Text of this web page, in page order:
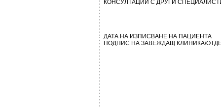
КОНСУЛТАЦИИ С ДРУГИ
ДАТА НА ИЗПИСВАНЕ НА ПАЦИЕНТА
ПОДПИС НА ЗАВЕЖДАЩ КЛИНИКА/